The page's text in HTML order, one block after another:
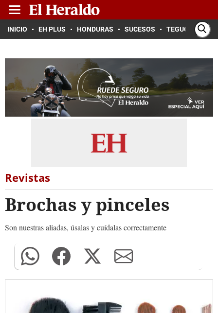
INICIO EH PLUS HONDURAS SUCESOS TEGUCIGALPA
Revistas
Brochas y pinceles
Son nuestras aliadas, úsalas y cuídalas correctamente